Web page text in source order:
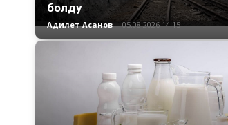
болду
Адилет Асанов - 05.08.2026 14:15